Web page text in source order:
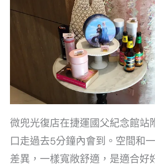
微兜光復店在捷運國父紀念館站
口走過去5分鐘內會到。空間和
差異，一樣寬敞舒適，是適合好